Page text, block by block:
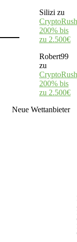
Silizi zu
200% bis
zu 2.500€
Robert99
zu
200% bis
zu 2.500€
Neue Wettanbieter